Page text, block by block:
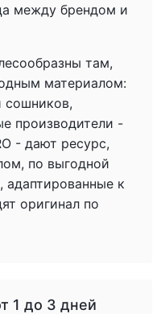
между брендом и
там,
материалом:
сошников,
производители -
- дают ресурс,
по выгодной
адаптированные к
оригинал по
1 до 3 дней